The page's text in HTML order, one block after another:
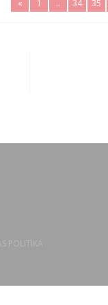
« 1 .. 34 35
POLITIKA